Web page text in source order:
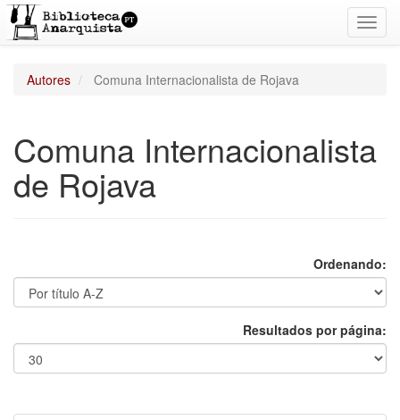
Autores Comuna Internacionalista de Rojava
Comuna Internacionalista
de Rojava
Ordenando:
Resultados por página: